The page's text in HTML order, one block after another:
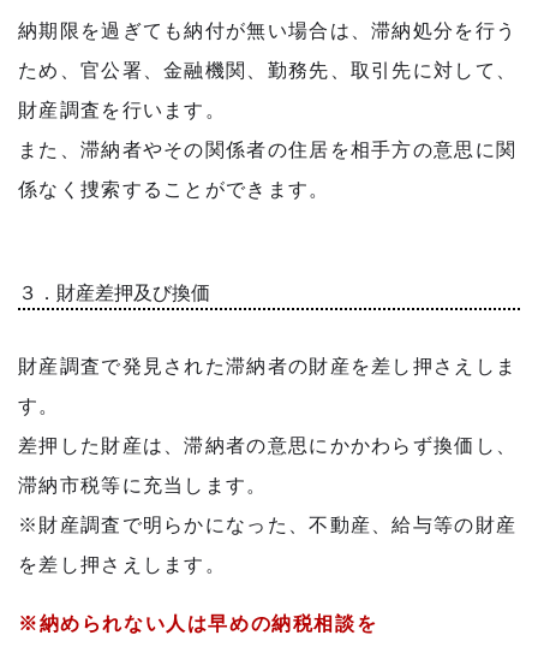
納期限を過ぎても納付が無い場合は、滞納処分を行う
ため、官公署、金融機関、勤務先、取引先に対して、
財産調査を行います。
また、滞納者やその関係者の住居を相手方の意思に関
係なく捜索することができます。
３．財産差押及び換価
財産調査で発見された滞納者の財産を差し押さえしま
す。
差押した財産は、滞納者の意思にかかわらず換価し、
滞納市税等に充当します。
※財産調査で明らかになった、不動産、給与等の財産
を差し押さえします。
※納められない人は早めの納税相談を